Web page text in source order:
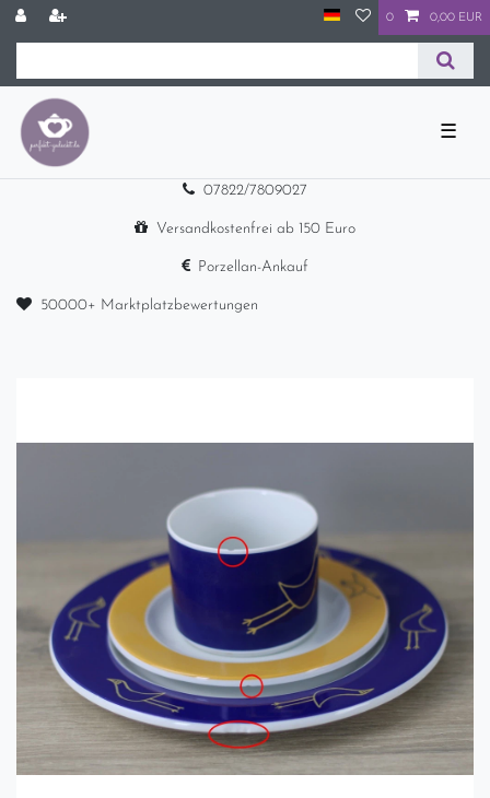
0 0,00 EUR
☰
07822/7809027
Versandkostenfrei ab 150 Euro
Porzellan-Ankauf
50000+ Marktplatzbewertungen